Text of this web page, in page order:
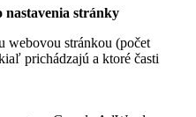
stránky
webovou stránkou (počet
prichádzajú a ktoré časti